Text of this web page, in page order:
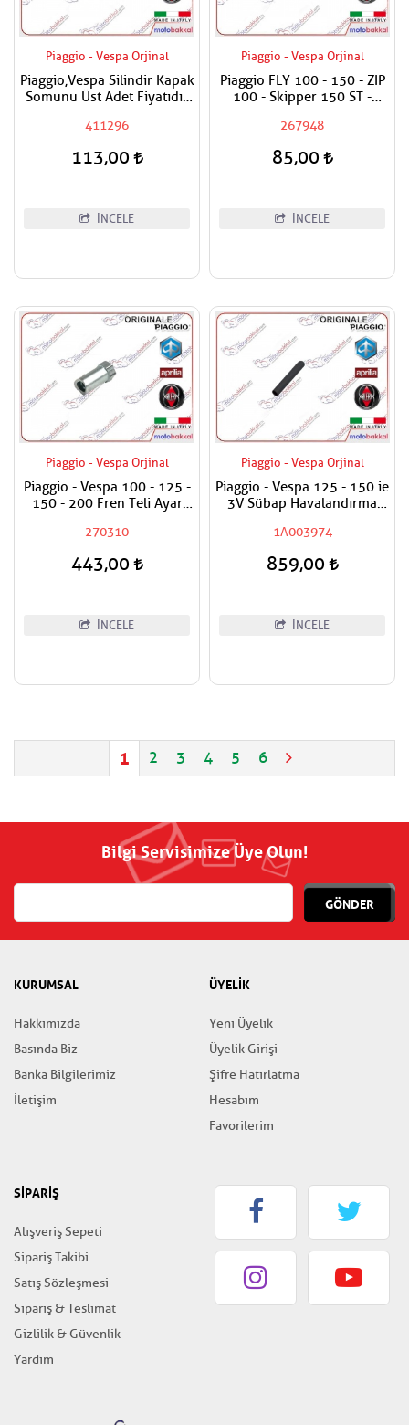
Piaggio - Vespa Orjinal
Piaggio,Vespa Silindir Kapak
Somunu Üst Adet Fiyatıdır
411296
113,00
İNCELE
Piaggio - Vespa Orjinal
Piaggio FLY 100 - 150 - ZIP
100 - Skipper 150 ST -
150 ie 3V Fren Kol Yayı
Adet Fiyatıdır
267948
85,00
İNCELE
Piaggio - Vespa Orjinal
Piaggio - Vespa 100 - 125 -
150 - 200 Fren Teli Ayar
270310
443,00
İNCELE
Piaggio - Vespa Orjinal
Piaggio - Vespa 125 - 150 ie
3V Sübap Havalandırma
1A003974
859,00
İNCELE
1 2 3 4 5 6
Bilgi Servisimize Üye Olun!
GÖNDER
KURUMSAL
Hakkımızda
Basında Biz
Banka Bilgilerimiz
İletişim
ÜYELİK
Yeni Üyelik
Üyelik Girişi
Şifre Hatırlatma
Hesabım
Favorilerim
SİPARİŞ
Alışveriş Sepeti
Sipariş Takibi
Satış Sözleşmesi
Sipariş & Teslimat
Gizlilik & Güvenlik
Yardım